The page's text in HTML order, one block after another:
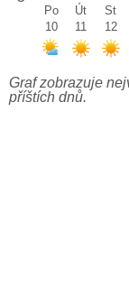
Po
10
Út
11
St
12
Graf zobrazuje
příštích dnů.